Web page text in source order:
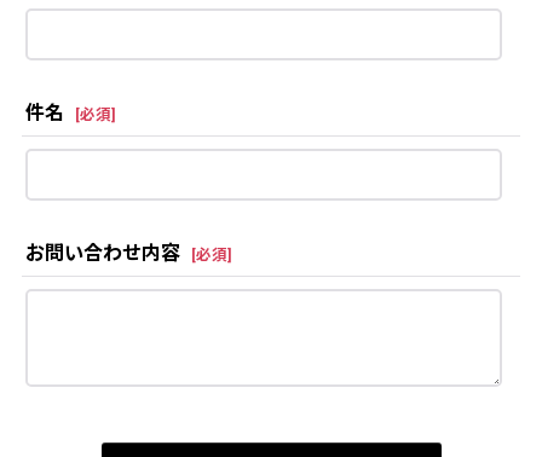
件名 [必須]
お問い合わせ内容 [必須]